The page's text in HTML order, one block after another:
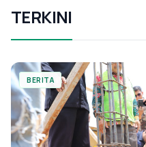
TERKINI
BERITA